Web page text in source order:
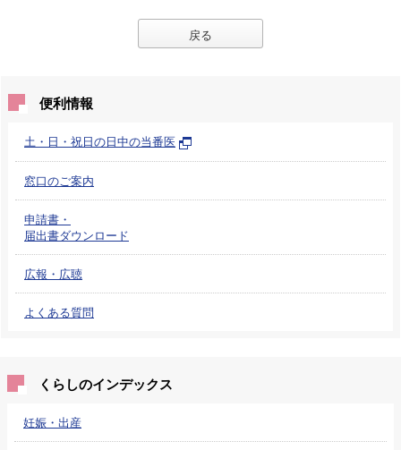
戻る
便利情報
土・日・祝日の日中の当番医
窓口のご案内
申請書・
届出書ダウンロード
広報・広聴
よくある質問
くらしのインデックス
妊娠・出産